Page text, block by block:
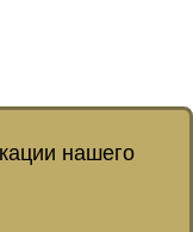
нашего